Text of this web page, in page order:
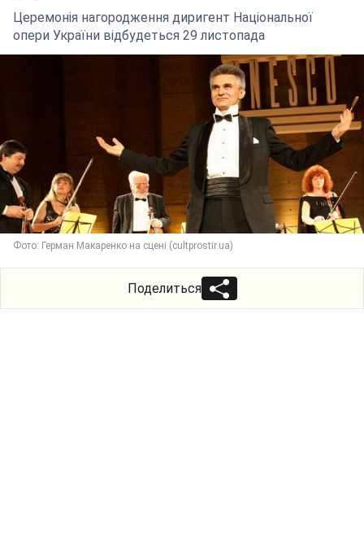
Церемонія нагородження диригент Національної
опери України відбудеться 29 листопада
Фото: Герман Макаренко на сцені (cultprostir.ua)
Поделиться